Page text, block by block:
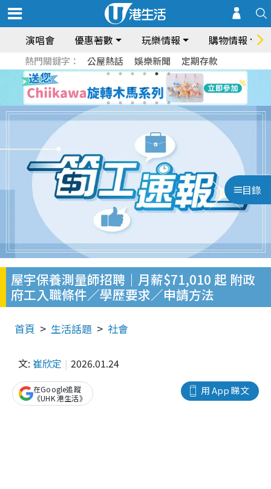
演唱會 優惠著數 玩樂情報 購物情報
熱門關鍵字： 公屋熱話 娛樂新聞 定期存款
目錄
屋宇保養測量師招聘｜月薪$71,010 起 附政
府工入職條件／學歷要求／申請方法
首頁 生活話題 社會
文: 崔欣定 2026.01.24
用 App 睇文
在Google追蹤
《UHK 港生活》